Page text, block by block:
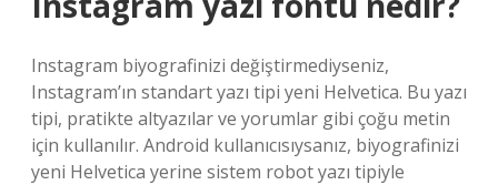
Instagram biyografinizi değiştirmediyseniz,
Instagram’ın standart yazı tipi yeni Helvetica. Bu yazı
tipi, pratikte altyazılar ve yorumlar gibi çoğu metin
için kullanılır. Android kullanıcısıysanız, biyografinizi
yeni Helvetica yerine sistem robot yazı tipiyle